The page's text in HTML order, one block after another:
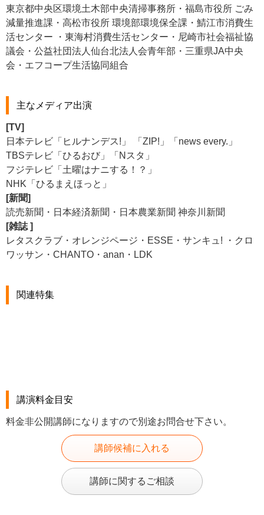
東京都中央区環境土木部中央清掃事務所・福島市役所 ごみ
減量推進課・高松市役所 環境部環境保全課・鯖江市消費生
活センター ・東海村消費生活センター・尼崎市社会福祉協
議会・公益社団法人仙台北法人会青年部・三重県JA中央
会・エフコープ生活協同組合
主なメディア出演
[TV]
日本テレビ「ヒルナンデス!」 「ZIP!」「news every.」
TBSテレビ「ひるおび」「Nスタ」
フジテレビ「土曜はナニする！？」
NHK「ひるまえほっと」
[新聞]
読売新聞・日本経済新聞・日本農業新聞 神奈川新聞
[雑誌 ]
レタスクラブ・オレンジページ・ESSE・サンキュ! ・クロ
ワッサン・CHANTO・anan・LDK
関連特集
講演料金目安
料金非公開講師になりますので別途お問合せ下さい。
講師候補に入れる
講師に関するご相談